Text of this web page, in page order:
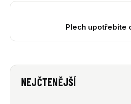
Plech upotřebíte
NEJČTENĚJŠÍ